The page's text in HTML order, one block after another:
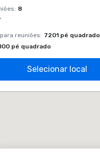
: 8
reuniões: 7201 pé quadrado
pé quadrado
Selecionar local